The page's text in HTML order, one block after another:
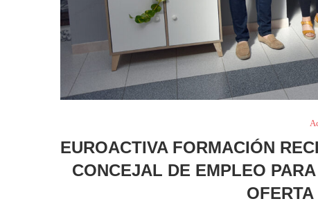
EUROACTIVA FORMACIÓN
CONCEJAL DE EMPLEO